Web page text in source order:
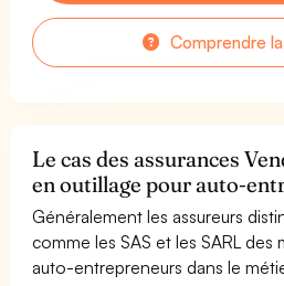
Comprendre
Le cas des assurances
en outillage pour auto-
Généralement les assureurs
comme les SAS et les SARL
auto-entrepreneurs dans le